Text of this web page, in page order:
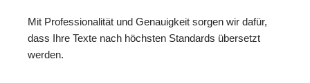
Mit Professionalität und Genauigkeit sorgen wir dafür,
dass Ihre Texte nach höchsten Standards übersetzt
werden.